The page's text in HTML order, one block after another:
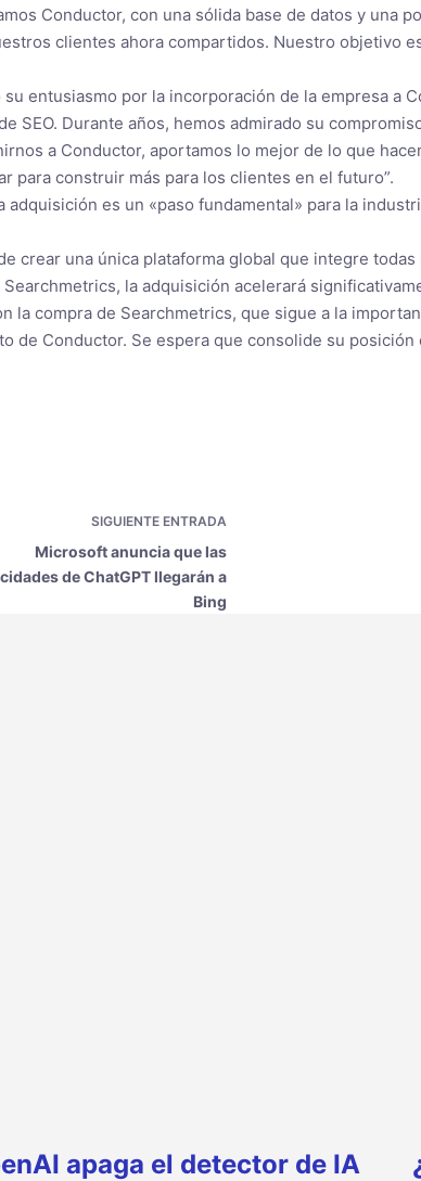
Conductor, con una sólida base de datos y una
clientes ahora compartidos. Nuestro objetivo
entusiasmo por la incorporación de la empresa a
SEO. Durante años, hemos admirado su
a Conductor, aportamos lo mejor de lo que
para construir más para los clientes en el futuro”.
es un «paso fundamental» para la
crear una única plataforma global que integre
la adquisición acelerará
la compra de Searchmetrics, que sigue a la
de Conductor. Se espera que consolide su
SIGUIENTE ENTRADA
Microsoft anuncia que las
de ChatGPT llegarán a
Bing
apaga el detector de IA